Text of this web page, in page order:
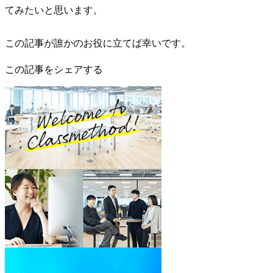
てみたいと思います。
この記事が誰かのお役に立てば幸いです。
この記事をシェアする